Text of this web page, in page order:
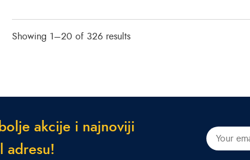
Showing 1–20 of 326 results
bo je a kcije i najnoviji
ad resu!